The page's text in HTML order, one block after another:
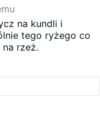
na kundli i
tego ryżego co
rzeż.